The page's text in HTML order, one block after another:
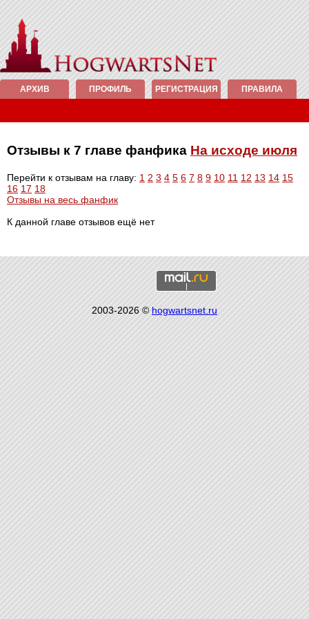
АРХИВ ПРОФИЛЬ РЕГИСТРАЦИЯ ПРАВИЛА
Отзывы к 7 главе фанфика На исходе июля
Перейти к отзывам на главу: 1 2 3 4 5 6 7 8 9 10 11 12 13 14 15
16 17 18
Отзывы на весь фанфик
К данной главе отзывов ещё нет
2003-2026 ©hogwartsnet.ru